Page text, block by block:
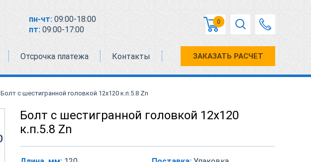
пн-чт: 09:00-18:00
пт: 09:00-17:00
0
Отсрочка платежа Контакты ЗАКАЗАТЬ РАСЧЕТ
Болт с шестигранной головкой 12х120 к.п.5.8 Zn
Болт с шестигранной головкой 12х120
к.п.5.8 Zn